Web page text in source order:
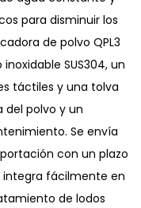
para disminuir los
de polvo QPL3
SUS304, un
táctiles y una tolva
del polvo y un
Se envía
con un plazo
integra fácilmente en
de lodos